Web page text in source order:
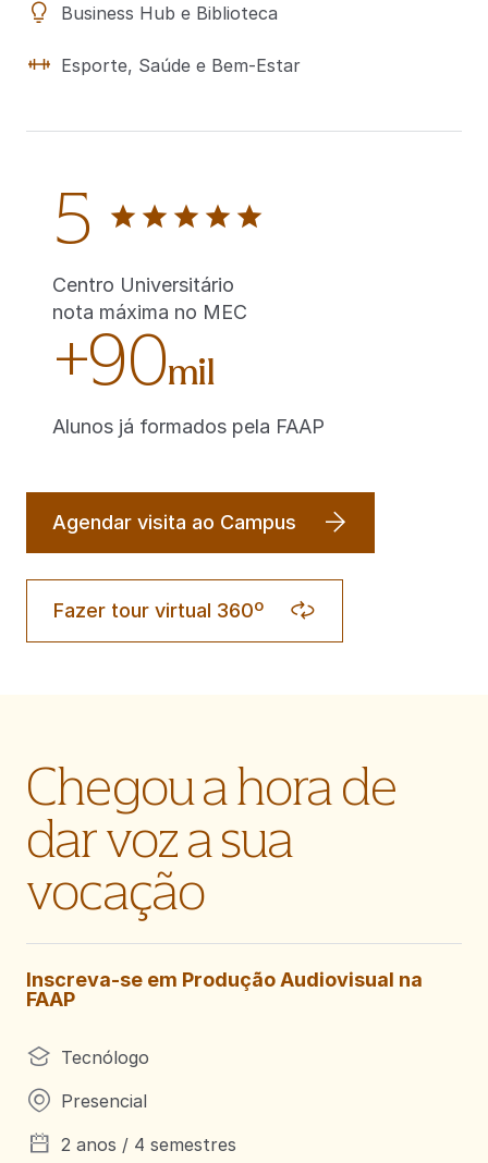
Business Hub e Biblioteca
Esporte, Saúde e Bem-Estar
5
Centro Universitário
nota máxima no MEC
+90mil
Alunos já formados pela FAAP
Agendar visita ao Campus
Fazer tour virtual 360º
Chegou a hora de
dar voz a sua
vocação
Inscreva-se em Produção Audiovisual na
FAAP
Tecnólogo
Presencial
2 anos / 4 semestres